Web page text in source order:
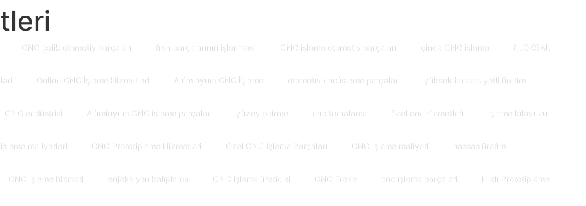
CNC çelik otomotiv parçaları fren parçalarının işlenmesi CNC işleme otomotiv parçaları çince CNC işleme ELOKSAL
Online CNC İşleme Hizmetleri Alüminyum CNC İşleme otomoti̇v cnc i̇şleme parçalari yüksek hassasiyetli üretim
CNC endüstrisi Alüminyum CNC işleme parçaları yüzey bitirme cnc tornalama özel cnc hi̇zmetleri̇ İşleme kılavuzu
maliyetleri CNC Prototipleme Hizmetleri Özel CNC İşleme Parçaları CNC işleme maliyeti hassas üreti̇m
CNC işleme hizmeti enjeksiyon kalıplama CNC işleme üreticisi CNC Freze cnc i̇şleme parçalari Hızlı Prototipleme